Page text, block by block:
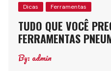
Dicas Ferramentas
TUDO QUE VOCÊ
FERRAMENTAS
By: admin